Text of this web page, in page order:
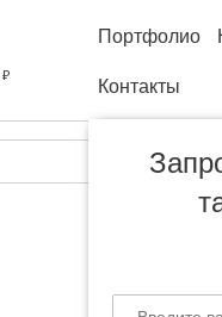
Портфолио
Контакты